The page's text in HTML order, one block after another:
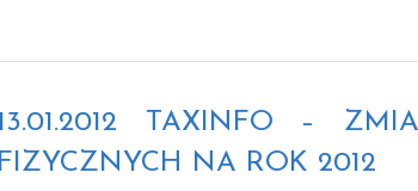
TAXINFO –
FIZYCZNYCH NA ROK 2012